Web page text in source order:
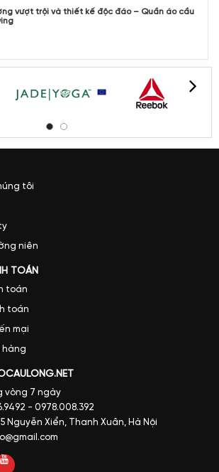
vượt trội và thiết kế độc đáo – Quần áo cầu
tôi
niên
TOÁN
toán
toán
mại
hàng
vòng 7 ngày
- 0978.008.392
Nguyễn Xiển, Thanh Xuân, Hà Nội